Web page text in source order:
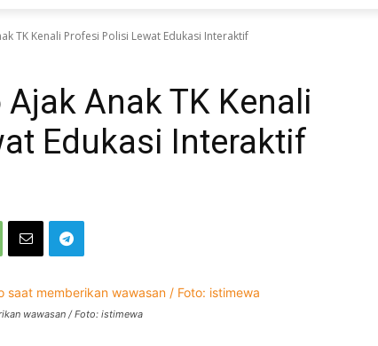
TK Kenali Profesi Polisi Lewat Edukasi Interaktif
Anak TK Kenali
Edukasi Interaktif
wawasan / Foto: istimewa